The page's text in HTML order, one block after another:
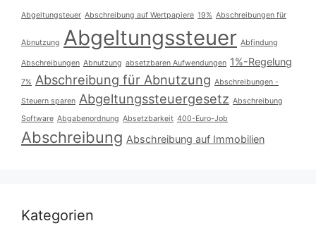
Abgeltungsteuer Abschreibung auf Wertpapiere 19% Abschreibungen für
Abnutzung Abgeltungssteuer Abfindung
Abschreibungen Abnutzung absetzbaren Aufwendungen 1%-Regelung
7% Abschreibung für Abnutzung Abschreibungen -
Steuern sparen Abgeltungssteuergesetz Abschreibung
Software Abgabenordnung Absetzbarkeit 400-Euro-Job
Abschreibung Abschreibung auf Immobilien
Kategorien